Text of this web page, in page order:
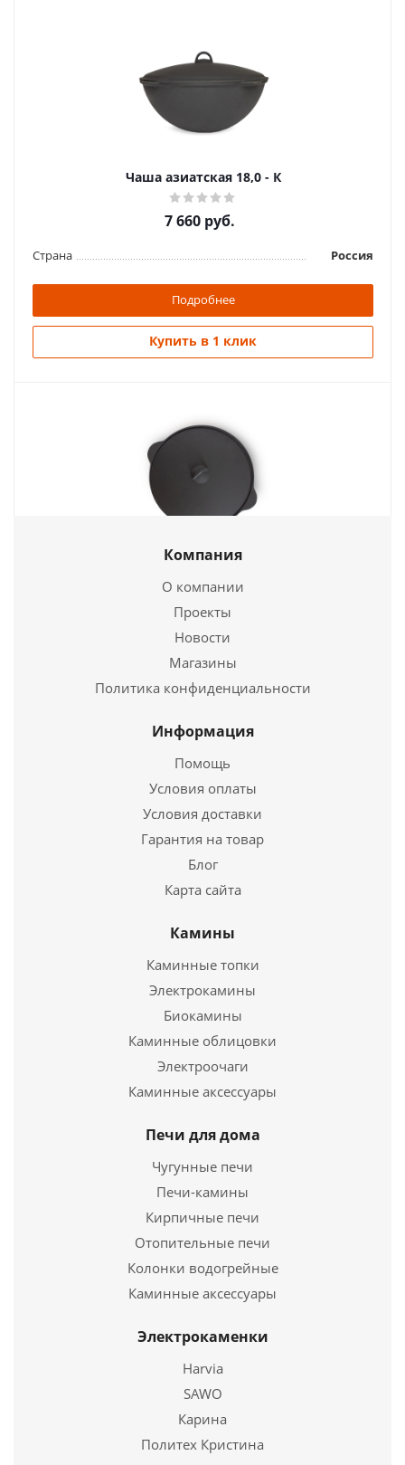
Чаша азиатская 18,0 - К
7 660 руб.
Страна Россия
Подробнее
Купить в 1 клик
Чаша азиатская 4,0 - К
4 855руб.
Подробнее
Купить в 1 клик
алюминиевой крышкой
4 327руб.
Подробнее
Купить в 1 клик
дном,с алюминиевой крышкой
3 126руб.
Компания
О компании
Проекты
Новости
Магазины
Политика конфиденциальности
Информация
Помощь
Условия оплаты
Условия доставки
Гарантия на товар
Блог
Карта сайта
Камины
Каминные топки
Электрокамины
Биокамины
Каминные облицовки
Электроочаги
Каминные аксессуары
Печи для дома
Чугунные печи
Печи-камины
Кирпичные печи
Отопительные печи
Колонки водогрейные
Каминные аксессуары
Электрокаменки
Harvia
SAWO
Карина
Политех Кристина